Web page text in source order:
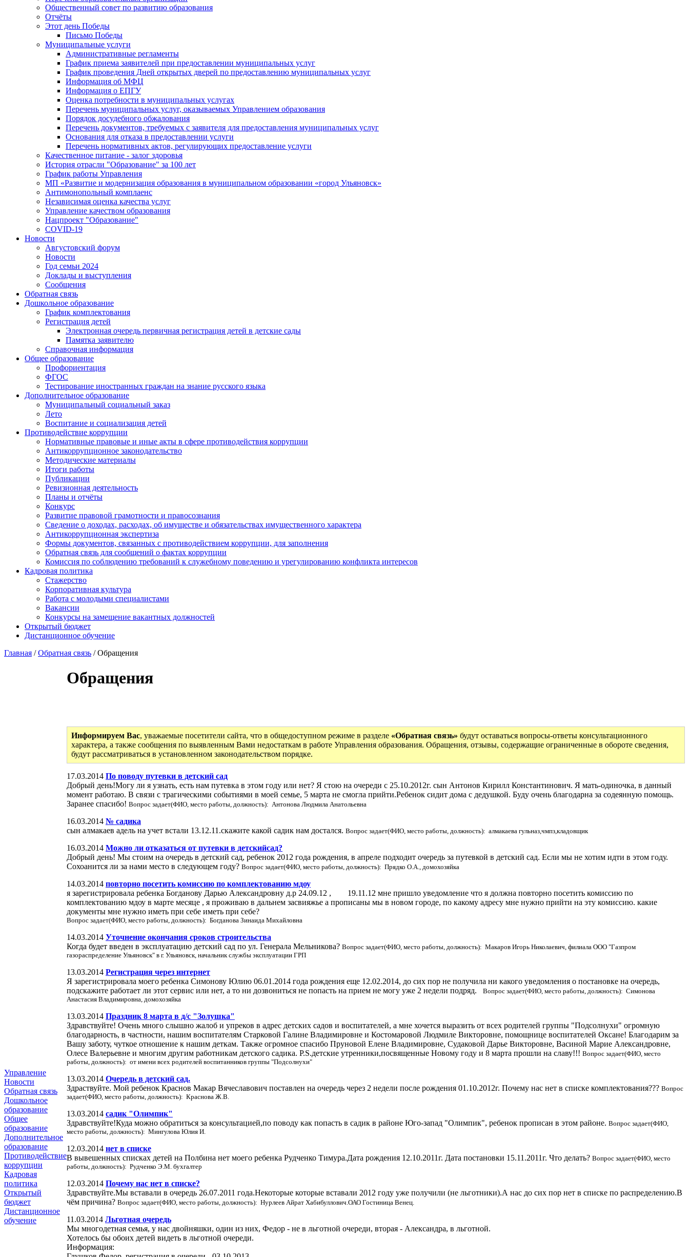
Общественный совет по развитию образования
Отчёты
Этот день Победы
Письмо Победы
Mуниципальные услуги
Административные регламенты
График приема заявителей при предоставлении муниципальных услуг
График проведения Дней открытых дверей по предоставлению муниципальных услуг
Информация об МФЦ
Информация о ЕПГУ
Оценка потребности в муниципальных услугах
Перечень муниципальных услуг, оказываемых Управлением образования
Порядок досудебного обжалования
Перечень документов, требуемых с заявителя для предоставления муниципальных услуг
Основания для отказа в предоставлении услуги
Перечень нормативных актов, регулирующих предоставление услуги
Качественное питание - залог здоровья
История отрасли "Oбразованиe" за 100 лет
График работы Управления
МП «Развитие и модернизация образования в муниципальном образовании «город Ульяновск»
Антимонопольный комплаенс
Независимая оценка качества услуг
Управление качеством образования
Нацпроект "Образование"
COVID-19
Новости
Августовский форум
Новости
Год семьи 2024
Доклады и выступления
Сообщения
Обратная связь
Дошкольное образование
График комплектования
Регистрация детей
Электронная очередь первичная регистрация детей в детские сады
Памятка заявителю
Справочная информация
Общее образование
Профориентация
ФГОС
Тестирование иностранных граждан на знание русского языка
Дополнительное образование
Муниципальный социальный заказ
Лето
Воспитание и социализация детей
Противодействие коррупции
Нормативные правовые и иные акты в сфере противодействия коррупции
Антикоррупционное законодательство
Методические материалы
Итоги работы
Публикации
Ревизионная деятельность
Планы и отчёты
Конкурс
Развитие правовой грамотности и правосознания
Сведение о доходах, расходах, об имуществе и обязательствах имущественного характера
Антикоррупционная экспертиза
Формы документов, связанных с противодействием коррупции, для заполнения
Обратная связь для сообщений о фактах коррупции
Комиссия по соблюдению требований к служебному поведению и урегулированию конфликта интересов
Кадровая политика
Стажерство
Корпоративная культура
Работа с молодыми специалистами
Вакансии
Конкурсы на замещение вакантных должностей
Открытый бюджет
Дистанционное обучение
Главная /Обратная связь / Обращения
Управление
Новости
Обратная связь
Дошкольное
образование
Общее
образование
Дополнительное
образование
Противодействие
коррупции
Кадровая
политика
Открытый
бюджет
Дистанционное
обучение
Обращения
Информируем Вас, уважаемые посетители сайта, что в общедоступном режиме в разделе «Обратная связь» будут оставаться вопросы-ответы консультационного
характера, а также сообщения по выявленным Вами недостаткам в работе Управления образования. Обращения, отзывы, содержащие ограниченные в обороте сведения,
будут рассматриваться в установленном законодательством порядке.
17.03.2014 По поводу путевки в детский сад
Добрый день!Могу ли я узнать, есть нам путевка в этом году или нет? Я стою на очереди с 25.10.2012г. сын Антонов Кирилл Константинович. Я мать-одиночка, в данный
момент работаю. В связи с трагическими событиями в моей семье, 5 марта не смогла прийти.Ребенок сидит дома с дедушкой. Буду очень благодарна за содеянную помощь.
Заранее спасибо! Вопрос задает(ФИО, место работы, должность): Антонова Людмила Анатольевна
16.03.2014 № садика
сын алмакаев адель на учет встали 13.12.11.скажите какой садик нам достался. Вопрос задает(ФИО, место работы, должность): алмакаева гульназ,чмпз,кладовщик
16.03.2014 Можно ли отказаться от путевки в детскийсад?
Добрый день! Мы стоим на очередь в детский сад, ребенок 2012 года рождения, в апреле подходит очередь за путевкой в детский сад. Если мы не хотим идти в этом году.
Сохоанится ли за нами место в следующем году? Вопрос задает(ФИО, место работы, должность): Прядко О.А., домохозяйка
14.03.2014 повторно посетить комиссию по комплектованию мдоу
я зарегистрировала ребенка Богданову Дарью Александровну д.р 24.09.12 , 19.11.12 мне пришло уведомление что я должна повторно посетить комиссию по
комплектованию мдоу в марте месяце , я проживаю в дальнем засвияжье а прописаны мы в новом городе, по какому адресу мне нужно прийти на эту комиссию. какие
документы мне нужно иметь при себе иметь при себе?
Вопрос задает(ФИО, место работы, должность): Богданова Зинаида Михайловна
14.03.2014 Уточнение окончания сроков строительства
Когда будет введен в эксплуатацию детский сад по ул. Генерала Мельникова? Вопрос задает(ФИО, место работы, должность): Макаров Игорь Николаевич, филиала ООО "Газпром
газораспределение Ульяновск" в г. Ульяновск, начальник службы эксплуатации ГРП
13.03.2014 Регистрация через интернет
Я зарегистрировала моего ребенка Симонову Юлию 06.01.2014 года рождения еще 12.02.2014, до сих пор не получила ни какого уведомления о постановке на очередь,
подскажите работает ли этот сервис или нет, а то ни дозвониться не попасть на прием не могу уже 2 недели подряд. Вопрос задает(ФИО, место работы, должность): Симонова
Анастасия Владимировна, домохозяйка
13.03.2014 Праздник 8 марта в д/с "Золушка"
Здравствуйте! Очень много слышно жалоб и упреков в адрес детских садов и воспитателей, а мне хочется выразить от всех родителей группы "Подсолнухи" огромную
благодарность, в частности, нашим воспитателям Старковой Галине Владимировне и Костомаровой Людмиле Викторовне, помощнице воспитателей Оксане! Благодарим за
Вашу заботу, чуткое отношение к нашим деткам. Также огромное спасибо Пруновой Елене Владимировне, Судаковой Дарье Викторовне, Васиной Марие Александровне,
Олесе Валерьевне и многим другим работникам детского садика. P.S.детские утренники,посвященные Новому году и 8 марта прошли на славу!!! Вопрос задает(ФИО, место
работы, должность): от имени всех родителей воспитанников группы "Подсолнухи"
13.03.2014 Очередь в детский сад.
Здраствуйте. Мой ребенок Краснов Макар Вячеславович поставлен на очередь через 2 недели после рождения 01.10.2012г. Почему нас нет в списке комплектования??? Вопрос
задает(ФИО, место работы, должность): Краснова Ж.В.
13.03.2014 садик "Олимпик"
Здравствуйте!Куда можно обратиться за консультацией,по поводу как попасть в садик в районе Юго-запад "Олимпик", ребенок прописан в этом районе. Вопрос задает(ФИО,
место работы, должность): Мингулова Юлия И.
12.03.2014 нет в списке
В вывешенных списках детей на Полбина нет моего ребенка Рудченко Тимура.Дата рождения 12.10.2011г. Дата постановки 15.11.2011г. Что делать? Вопрос задает(ФИО, место
работы, должность): Рудченко Э.М. бухгалтер
12.03.2014 Почему нас нет в списке?
Здравствуйте.Мы вставали в очередь 26.07.2011 года.Некоторые которые вставали 2012 году уже получили (не льготники).А нас до сих пор нет в списке по распределению.В
чём причина? Вопрос задает(ФИО, место работы, должность): Нурлеев Айрат Хабибуллович.ОАО Гостиница Венец.
11.03.2014 Льготная очередь
Мы многодетная семья, у нас двойняшки, один из них, Федор - не в льготной очереди, вторая - Александра, в льготной.
Хотелось бы обоих детей видеть в льготной очереди.
Информация: